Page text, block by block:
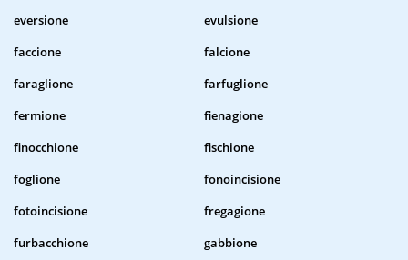
eversione
evulsione
faccione
falcione
faraglione
farfuglione
fermione
fienagione
finocchione
fischione
foglione
fonoincisione
fotoincisione
fregagione
furbacchione
gabbione